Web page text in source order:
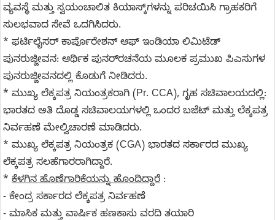
ವ್ಯವಸ್ಥೆ ಮತ್ತು ಸ್ವಯಂಚಾಲಿತ ಕಿಯಾಸ್ಕ್‌ಗಳನ್ನು ಪರಿಚಯಿಸಿ ಗ್ರಾಹಕರಿಗೆ
ಸುಲಭವಾದ ಸೇವೆ ಒದಗಿಸಿದರು.
* ಫರ್ಟಿಲೈಸರ್ ಕಾರ್ಪೊರೇಶನ್ ಆಫ್ ಇಂಡಿಯಾ ಲಿಮಿಟೆಡ್
ಪುನರುಜ್ಜೀವನ: ಆರ್ಥಿಕ ಪುನರ್‌ರಚನೆಯ ಮೂಲಕ ಪ್ರಮುಖ ಪಿಎಸುಗಳ
ಪುನರುಜ್ಜೀವನದಲ್ಲಿ ಕೊಡುಗೆ ನೀಡಿದರು.
* ಮುಖ್ಯ ಲೆಕ್ಕಪತ್ರ ನಿಯಂತ್ರಕರಾಗಿ (Pr. CCA), ಗೃಹ ಸಚಿವಾಲಯದಲ್ಲಿ:
ಭಾರತದ ಅತಿ ದೊಡ್ಡ ಸಚಿವಾಲಯಗಳಲ್ಲಿ ಒಂದರ ಬಜೆಟ್ ಮತ್ತು ಲೆಕ್ಕಪತ್ರ
ನಿರ್ವಹಣೆ ಮೇಲ್ವಿಚಾರಣೆ ಮಾಡಿದರು.
* ಮುಖ್ಯ ಲೆಕ್ಕಪತ್ರ ನಿಯಂತ್ರಕ (CGA) ಭಾರತದ ಸರ್ಕಾರದ ಮುಖ್ಯ
ಲೆಕ್ಕಪತ್ರ ಸಲಹೆಗಾರರಾಗಿದ್ದಾರೆ.
* ಕೆಳಗಿನ ಹೊಣೆಗಾರಿಕೆಯನ್ನು ಹೊಂದಿದ್ದಾರೆ :
- ಕೇಂದ್ರ ಸರ್ಕಾರದ ಲೆಕ್ಕಪತ್ರ ನಿರ್ವಹಣೆ
- ಮಾಸಿಕ ಮತ್ತು ವಾರ್ಷಿಕ ಹಣಕಾಸು ವರದಿ ತಯಾರಿ